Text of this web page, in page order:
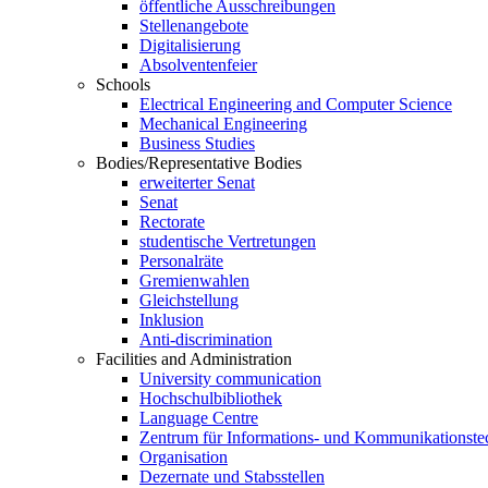
öffentliche Ausschreibungen
Stellenangebote
Digitalisierung
Absolventenfeier
Schools
Electrical Engineering and Computer Science
Mechanical Engineering
Business Studies
Bodies/Representative Bodies
erweiterter Senat
Senat
Rectorate
studentische Vertretungen
Personalräte
Gremienwahlen
Gleichstellung
Inklusion
Anti-discrimination
Facilities and Administration
University communication
Hochschulbibliothek
Language Centre
Zentrum für Informations- und
Organisation
Dezernate und Stabsstellen